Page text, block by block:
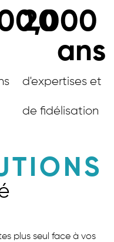
d'expertises et
de fidélisation
20
ans
plus seul face à vos